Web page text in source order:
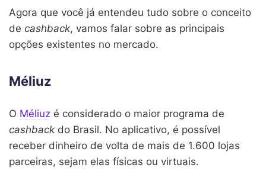
Agora que você já entendeu tudo sobre o conceito
de cashback, vamos falar sobre as principais
opções existentes no mercado.
Méliuz
O Méliuz é considerado o maior programa de
cashback do Brasil. No aplicativo, é possível
receber dinheiro de volta de mais de 1.600 lojas
parceiras, sejam elas físicas ou virtuais.